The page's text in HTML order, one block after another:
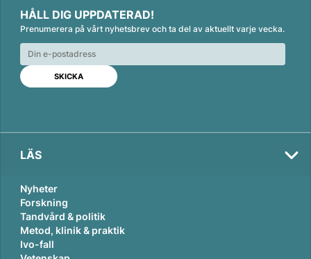
n
k
e
d
n
c
e
b
o
o
k
a
i
l
HÅLL DIG UPPDATERAD!
Prenumerera på vårt nyhetsbrev och ta del av aktuellt varje vecka.
LÄS
Nyheter
Forskning
Tandvård & politik
Metod, klinik & praktik
Ivo-fall